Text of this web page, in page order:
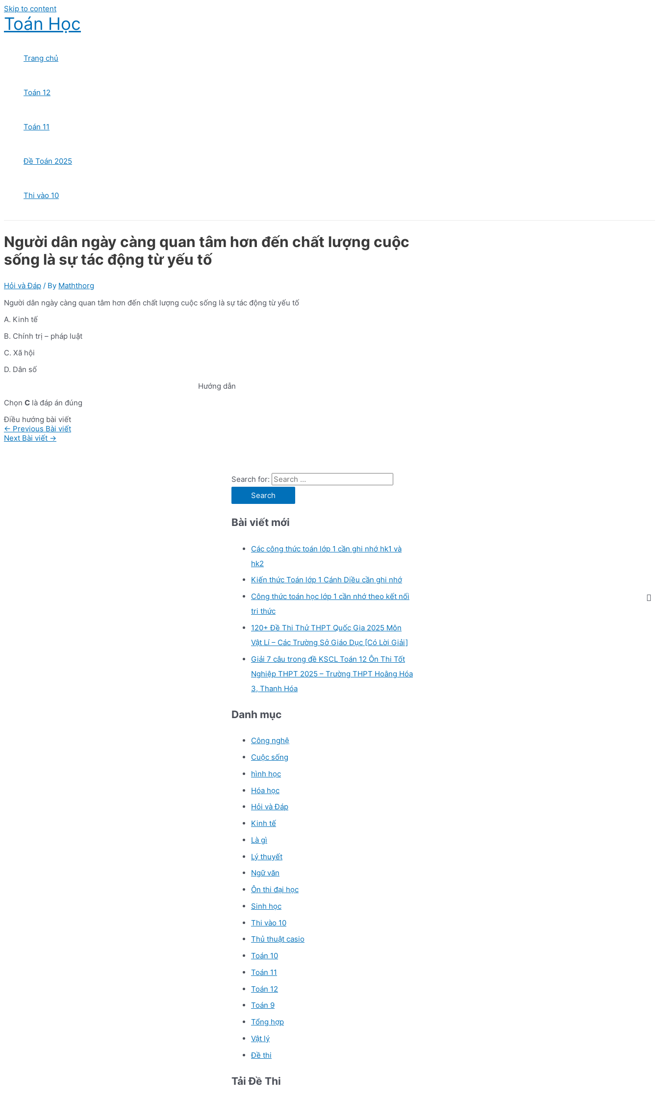
Skip to content
Toán Học
Trang chủ
Toán 12
Toán 11
Đề Toán 2025
Thi vào 10
Người dân ngày càng quan tâm hơn đến chất lượng cuộc
sống là sự tác động từ yếu tố
Hỏi và Đáp / By Maththorg
Người dân ngày càng quan tâm hơn đến chất lượng cuộc sống là sự tác động từ yếu tố
A. Kinh tế
B. Chính trị – pháp luật
C. Xã hội
D. Dân số
Hướng dẫn
Chọn C là đáp án đúng
Điều hướng bài viết
← Previous Bài viết
Next Bài viết →
Search for:
Bài viết mới
Các công thức toán lớp 1 cần ghi nhớ hk1 và
hk2
Kiến thức Toán lớp 1 Cánh Diều cần ghi nhớ
Công thức toán học lớp 1 cần nhớ theo kết nối
tri thức
120+ Đề Thi Thử THPT Quốc Gia 2025 Môn
Vật Lí – Các Trường Sở Giáo Dục [Có Lời Giải]
Giải 7 câu trong đề KSCL Toán 12 Ôn Thi Tốt
Nghiệp THPT 2025 – Trường THPT Hoằng Hóa
3, Thanh Hóa
Danh mục
Công nghệ
Cuộc sống
hình học
Hóa học
Hỏi và Đáp
Kinh tế
Là gì
Lý thuyết
Ngữ văn
Ôn thi đại học
Sinh học
Thi vào 10
Thủ thuật casio
Toán 10
Toán 11
Toán 12
Toán 9
Tổng hợp
Vật lý
Đề thi
Tải Đề Thi